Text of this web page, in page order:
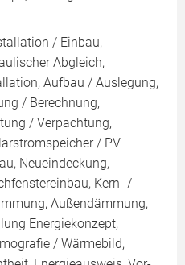
/ Einbau,
Abgleich,
Aufbau / Auslegung,
/ Berechnung,
/ Verpachtung,
/ PV
Neueindeckung,
Kern- /
Außendämmung,
Energiekonzept,
/ Wärmebild,